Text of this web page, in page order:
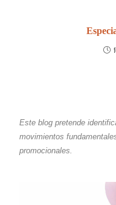
Este blog pretende
movimientos
promocionales.